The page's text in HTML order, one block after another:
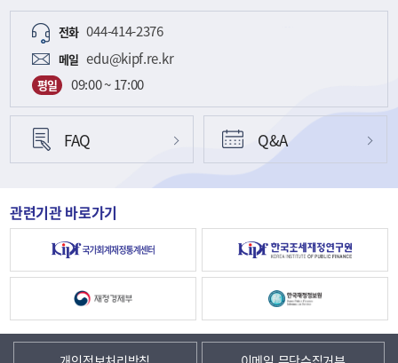
전화 044-414-2376
메일 edu@kipf.re.kr
평일 09:00 ~ 17:00
FAQ Q&A
관련기관 바로가기